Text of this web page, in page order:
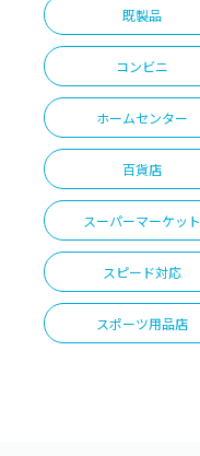
既製品
コンビニ
ホームセンター
百貨店
スーパーマーケット
スピード対応
スポーツ用品店